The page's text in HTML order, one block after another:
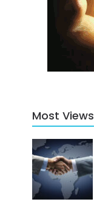
Most Views